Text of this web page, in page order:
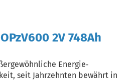
2V 748Ah
Energie‐
seit Jahrzehnten bewährt in